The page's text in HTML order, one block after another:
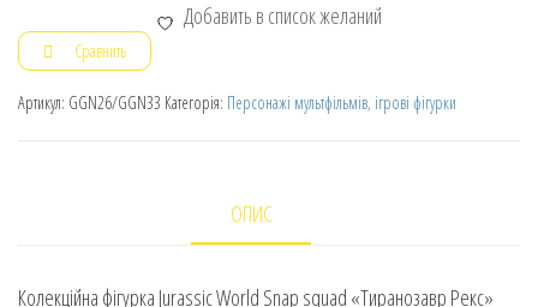
Добавить в список желаний
Сравнить
Артикул: GGN26/GGN33 Категорія: Персонажі мультфільмів, ігрові фігурки
ОПИС
Колекційна фігурка Jurassic World Snap squad «Тиранозавр Рекс»